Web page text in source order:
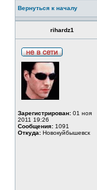
Вернуться к началу
rihardz1
Зарегистрирован: 01 ноя
2011 19:26
Сообщения: 1091
Откуда: Новокуйбышевск